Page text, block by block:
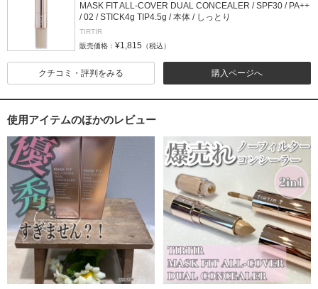
MASK FIT ALL-COVER DUAL CONCEALER / SPF30 / PA++
/ 02 / STICK4g TIP4.5g / 本体 / しっとり
TIRTIR
販売価格： ¥1,815 （税込）
購入ページへ
クチコミ・評判をみる
使用アイテムのほかのレビュー